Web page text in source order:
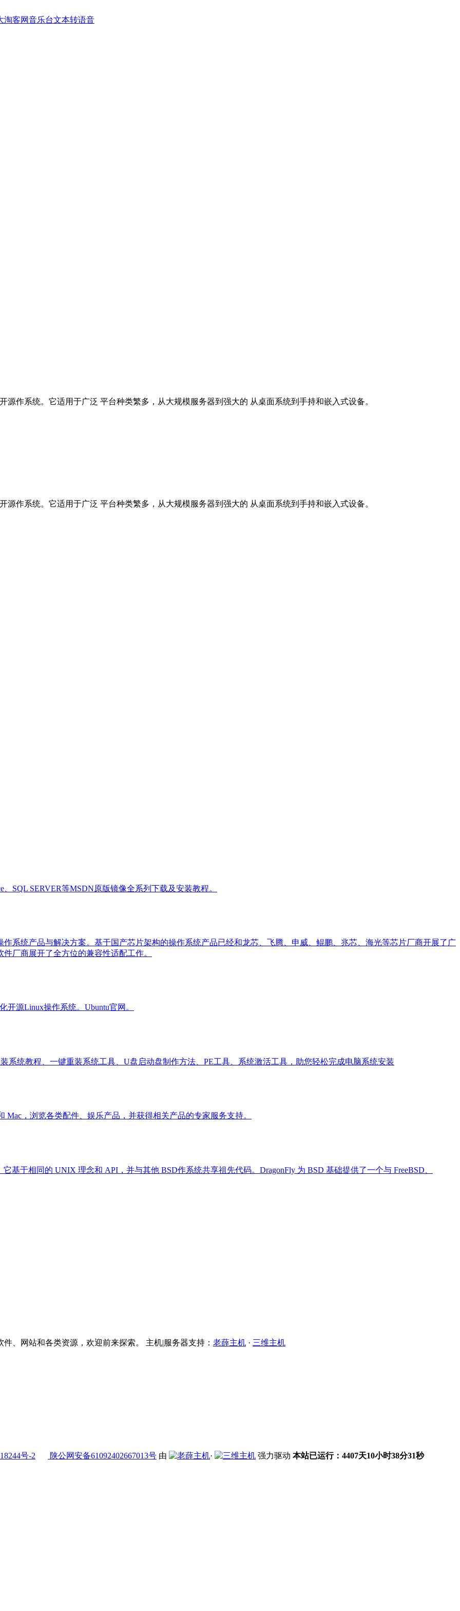
淘客网音乐台文本转语音
源作系统。它适用于广泛 平台种类繁多，从大规模服务器到强大的 从桌面系统到手持和嵌入式设备。
源作系统。它适用于广泛 平台种类繁多，从大规模服务器到强大的 从桌面系统到手持和嵌入式设备。
、SQL SERVER等MSDN原版镜像全系列下载及安装教程。
系统产品与解决方案。基于国产芯片架构的操作系统产品已经和龙芯、飞腾、申威、鲲鹏、兆芯、海光等芯片厂商开展了广
厂商展开了全方位的兼容性适配工作。
源Linux操作系统。Ubuntu官网。
系统教程、一键重装系统工具、U盘启动盘制作方法、PE工具、系统激活工具，助您轻松完成电脑系统安装
Mac，浏览各类配件、娱乐产品，并获得相关产品的专家服务支持。
基于相同的 UNIX 理念和 API，并与其他 BSD作系统共享祖先代码。DragonFly 为 BSD 基础提供了一个与 FreeBSD、
、网站和各类资源，欢迎前来探索。 主机|服务器支持： 老薛主机 · 三维主机
号-2 陕公网安备61092402667013号 由 · 强力驱动 本站已运行：4407天10小时38分32秒